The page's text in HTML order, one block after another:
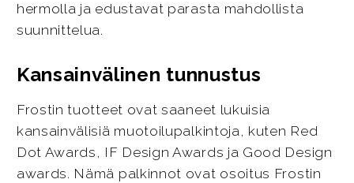
hermolla ja edustavat parasta mahdollista
suunnittelua.
Kansainvälinen tunnustus
Frostin tuotteet ovat saaneet lukuisia
kansainvälisiä muotoilupalkintoja, kuten Red
Dot Awards, IF Design Awards ja Good Design
awards. Nämä palkinnot ovat osoitus Frostin